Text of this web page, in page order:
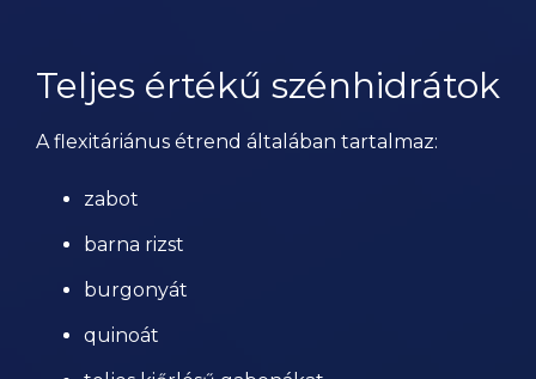
Teljes értékű szénhidrátok
A flexitáriánus étrend általában tartalmaz:
zabot
barna rizst
burgonyát
quinoát